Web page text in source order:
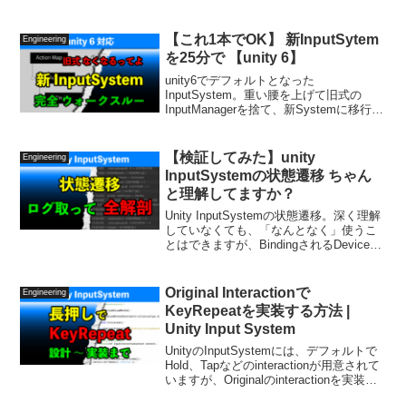
バへのポインタとなると、難易度がグ
ッ...
Engineering
【これ1本でOK】 新InputSytem
を25分で 【unity 6】
unity6でデフォルトとなった
InputSystem。重い腰を上げて旧式の
InputManagerを捨て、新Systemに移行し
Engineering
【検証してみた】unity
InputSystemの状態遷移 ちゃん
と理解してますか？
Unity InputSystemの状態遷移。深く理解
していなくても、「なんとなく」使うこ
とはできますが、BindingされるDeviceに
が自身で事前に動作確認し、内部動作を
きちんと理解する作業が必須となりま
す。今回、私自身は、実際にログを取り
ながら一通り動作させて、動きを検証し
ました。皆さんが検証する際の参考にな
るよう、これを動画にまとめておきま
す。
Engineering
Original Interactionで
KeyRepeatを実装する方法 |
Unity Input System
UnityのInputSystemには、デフォルトで
Hold、Tapなどのinteractionが用意されて
いますが、Originalのinteractionを実装す